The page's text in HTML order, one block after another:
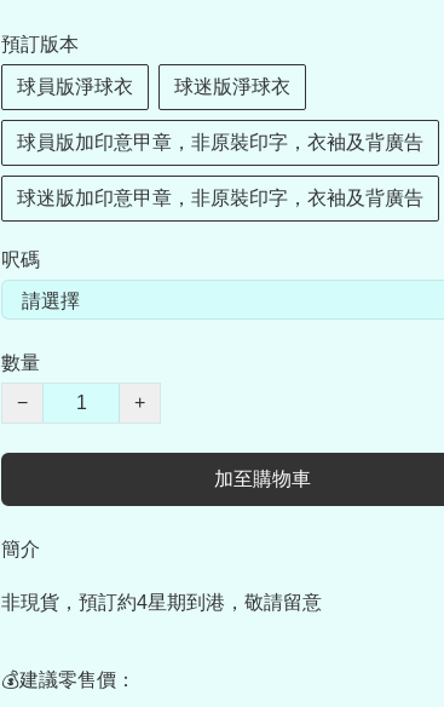
預訂版本
球員版淨球衣 球迷版淨球衣
球員版加印意甲章，非原裝印字，衣袖及背廣告
球迷版加印意甲章，非原裝印字，衣袖及背廣告
呎碼
數量
−
+
加至購物車
簡介
非現貨，預訂約4星期到港，敬請留意
💰建議零售價：